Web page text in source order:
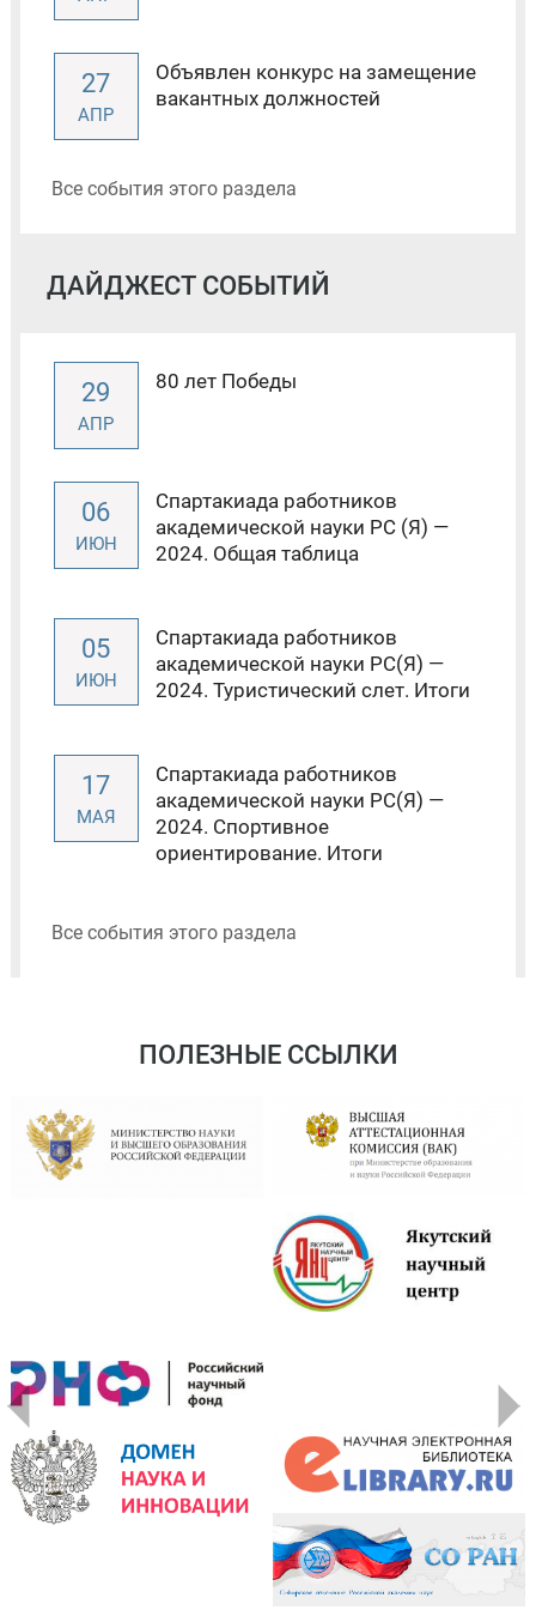
27
АПР
Объявлен конкурс на замещение
вакантных должностей
Все события этого раздела
ДАЙДЖЕСТ СОБЫТИЙ
29
АПР
80 лет Победы
06
ИЮН
Спартакиада работников
академической науки РС (Я) —
2024. Общая таблица
05
ИЮН
Спартакиада работников
академической науки РС(Я) —
2024. Туристический слет. Итоги
17
МАЯ
Спартакиада работников
академической науки РС(Я) —
2024. Спортивное
ориентирование. Итоги
Все события этого раздела
ПОЛЕЗНЫЕ ССЫЛКИ